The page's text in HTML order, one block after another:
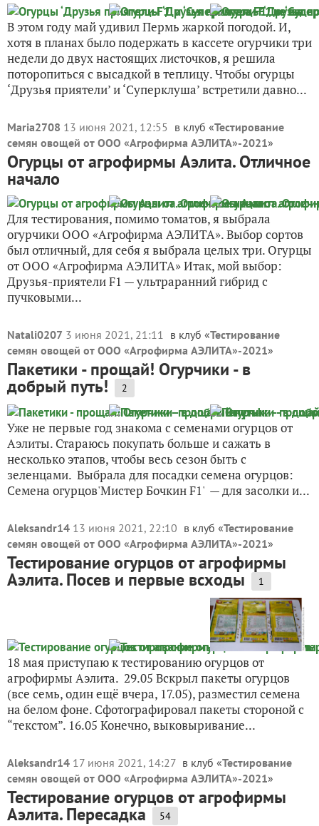
В этом году май удивил Пермь жаркой погодой. И,
хотя в планах было подержать в кассете огурчики три
недели до двух настоящих листочков, я решила
поторопиться с высадкой в теплицу. Чтобы огурцы
‘Друзья приятели’ и ‘Суперклуша’ встретили давно...
Maria2708 13 июня 2021, 12:55 в клуб «Тестирование
семян овощей от ООО «Агрофирма АЭЛИТА»-2021»
Огурцы от агрофирмы Аэлита. Отличное
начало
Для тестирования, помимо томатов, я выбрала
огурчики ООО «Агрофирма АЭЛИТА». Выбор сортов
был отличный, для себя я выбрала целых три. Огурцы
от ООО «Агрофирма АЭЛИТА» Итак, мой выбор:
Друзья-приятели F1 — ультраранний гибрид с
пучковыми...
Natali0207 3 июня 2021, 21:11 в клуб «Тестирование
семян овощей от ООО «Агрофирма АЭЛИТА»-2021»
Пакетики - прощай! Огурчики - в
добрый путь! 2
Уже не первые год знакома с семенами огурцов от
Аэлиты. Стараюсь покупать больше и сажать в
несколько этапов, чтобы весь сезон быть с
зеленцами. Выбрала для посадки семена огурцов:
Семена огурцов'Мистер Бочкин F1' — для засолки и...
Aleksandr14 13 июня 2021, 22:10 в клуб «Тестирование
семян овощей от ООО «Агрофирма АЭЛИТА»-2021»
Тестирование огурцов от агрофирмы
Аэлита. Посев и первые всходы 1
18 мая приступаю к тестированию огурцов от
агрофирмы Аэлита. 29.05 Вскрыл пакеты огурцов
(все семь, один ещё вчера, 17.05), разместил семена
на белом фоне. Сфотографировал пакеты стороной с
“текстом”. 16.05 Конечно, выковыривание...
Aleksandr14 17 июня 2021, 14:27 в клуб «Тестирование
семян овощей от ООО «Агрофирма АЭЛИТА»-2021»
Тестирование огурцов от агрофирмы
Аэлита. Пересадка 54